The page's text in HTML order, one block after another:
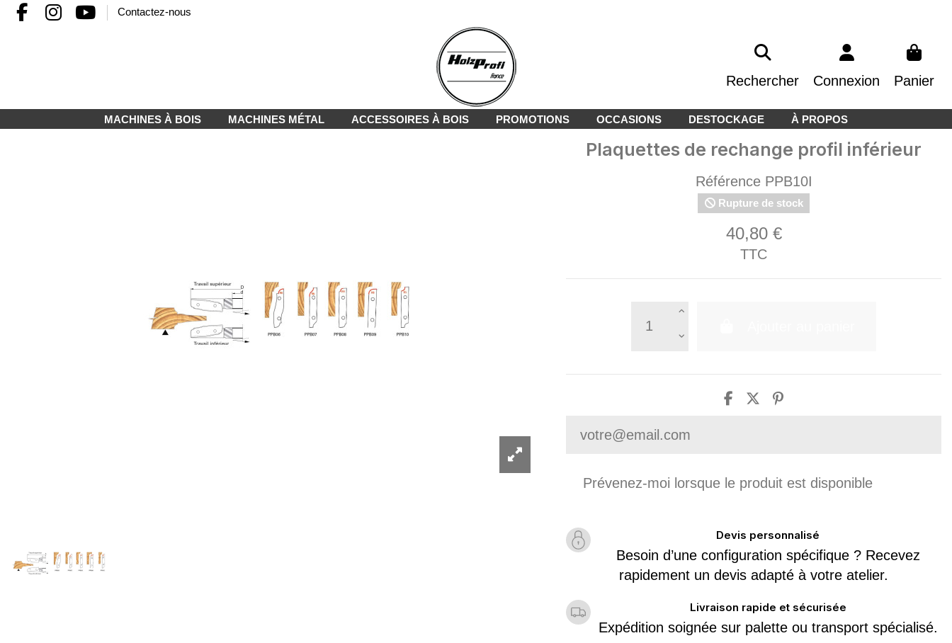
Contactez-nous
Rechercher Connexion Panier
MACHINES À BOIS MACHINES MÉTAL ACCESSOIRES À BOIS PROMOTIONS OCCASIONS DESTOCKAGE À PROPOS
Plaquettes de rechange profil inférieur
Référence PPB10I
Rupture de stock
40,80 €
TTC
Devis personnalisé
Besoin d’une configuration spécifique ? Recevez
rapidement un devis adapté à votre atelier.
Livraison rapide et sécurisée
Expédition soignée sur palette ou transport spécialisé.